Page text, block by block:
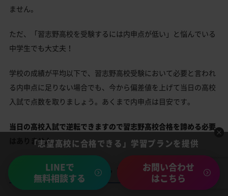
ません。
ただ、「習志野高校を受験するには内申点が低い」と悩んでいる
中学生でも大丈夫！
学校の成績が平均以下で、習志野高校受験において必要と言われ
る内申点に足りない場合でも、今から偏差値を上げて当日の高校
入試で点数を取りましょう。あくまで内申点は目安です。
当日の高校入試で逆転できますので習志野高校合格を諦める必要
はありません。
習志野高校の所在地・アクセス
「志望高校に合格できる」学習プランを提供
LINEで
無料相談する
お問い合わせ
はこちら